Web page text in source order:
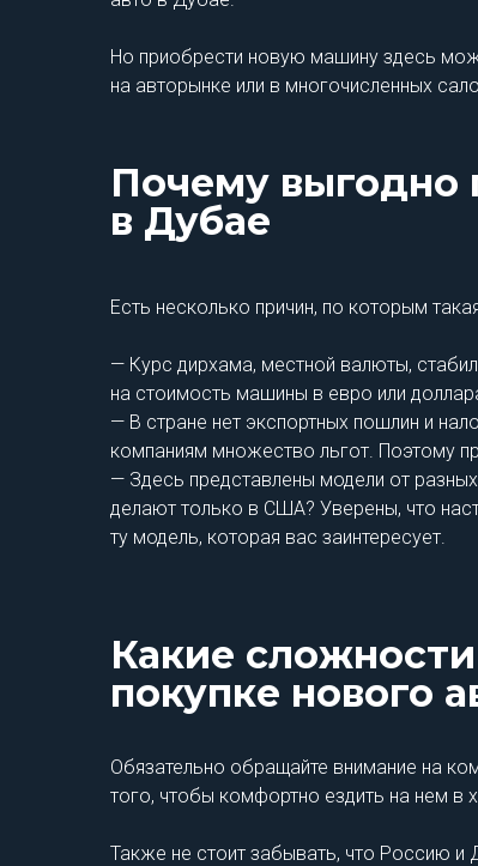
Но приобрести новую машину здесь
на авторынке или в многочисленных
Почему выгодно
в Дубае
Есть несколько причин, по которым
— Курс дирхама, местной валюты,
на стоимость машины в евро или
— В стране нет экспортных пошлин и
компаниям множество льгот. Поэтому
— Здесь представлены модели от
делают только в США? Уверены, что
ту модель, которая вас заинтересует.
Какие
покупке нового
Обязательно обращайте внимание на
того, чтобы комфортно ездить на нем в
Также не стоит забывать, что Россию и